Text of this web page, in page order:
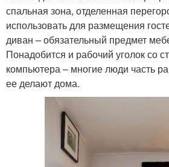
спальная зона, отделенная
использовать для размещения
диван – обязательный предмет
Понадобится и рабочий уголок со
компьютера – многие люди часть
ее делают дома.